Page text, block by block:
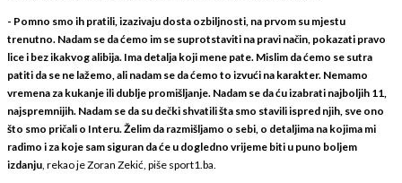
- Pomno smo ih pratili, izazivaju dosta ozbiljnosti, na prvom su mjestu
trenutno. Nadam se da ćemo im se suprotstaviti na pravi način, pokazati pravo
lice i bez ikakvog alibija. Ima detalja koji mene pate. Mislim da ćemo se sutra
patiti da se ne lažemo, ali nadam se da ćemo to izvući na karakter. Nemamo
vremena za kukanje ili dublje promišljanje. Nadam se da ću izabrati najboljih 11,
najspremnijih. Nadam se da su dečki shvatili šta smo stavili ispred njih, sve ono
što smo pričali o Interu. Želim da razmišljamo o sebi, o detaljima na kojima mi
radimo i za koje sam siguran da će u dogledno vrijeme biti u puno boljem
izdanju , rekao je Zoran Zekić, piše sport1.ba.